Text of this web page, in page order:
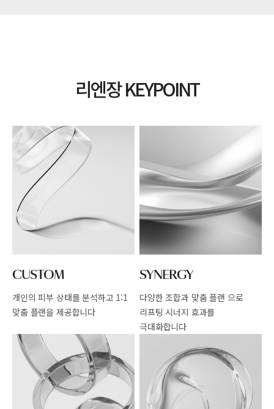
리엔장 KEYPOINT
CUSTOM
개인의 피부 상태를 분석하고 1:1
맞춤 플랜을 제공합니다
SYNERGY
다양한 조합과 맞춤 플랜 으로
리프팅 시너지 효과를
극대화합니다